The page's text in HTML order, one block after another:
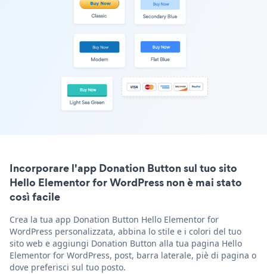
Incorporare l'app Donation Button sul tuo sito
Hello Elementor for WordPress non è mai stato
così facile
Crea la tua app Donation Button Hello Elementor for
WordPress personalizzata, abbina lo stile e i colori del tuo
sito web e aggiungi Donation Button alla tua pagina Hello
Elementor for WordPress, post, barra laterale, piè di pagina o
dove preferisci sul tuo posto.